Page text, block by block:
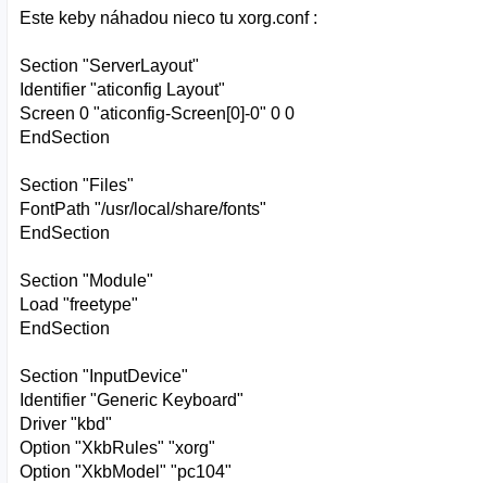
Este keby náhadou nieco tu xorg.conf :
Section "ServerLayout"
Identifier "aticonfig Layout"
Screen 0 "aticonfig-Screen[0]-0" 0 0
EndSection
Section "Files"
FontPath "/usr/local/share/fonts"
EndSection
Section "Module"
Load "freetype"
EndSection
Section "InputDevice"
Identifier "Generic Keyboard"
Driver "kbd"
Option "XkbRules" "xorg"
Option "XkbModel" "pc104"